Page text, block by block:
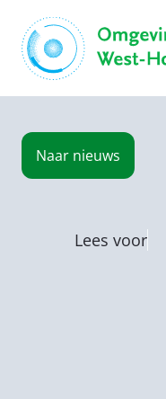
Naar nieuws
Lees voor